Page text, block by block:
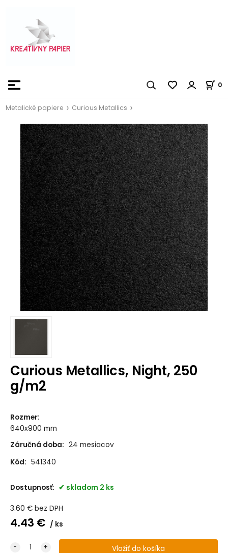
0
Metalické papiere Curious Metallics
Curious Metallics, Night, 250
g/m2
Rozmer:
640x900 mm
Záručná doba: 24 mesiacov
Kód: 541340
Dostupnosť: skladom 2 ks
3.60 € bez DPH
4.43 € ks